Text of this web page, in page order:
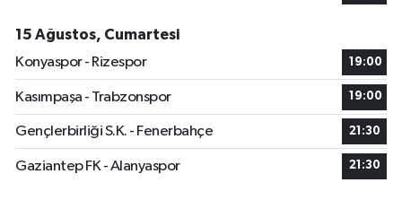
15 Ağustos, Cumartesi
Konyaspor - Rizespor
19:00
Kasımpaşa - Trabzonspor 19:00
Gençlerbirliği S.K. - Fenerbahçe 21:30
Gaziantep FK - Alanyaspor 21:30